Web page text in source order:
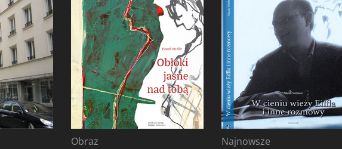
Obraz Najnowsze